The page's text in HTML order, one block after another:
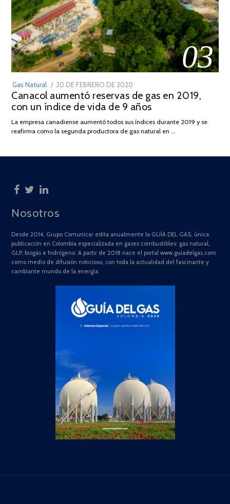
03
Gas Natural
POSTED
ON
20 DE FEBRERO DE 2020
DE
JULIO
2025
Canacol aumentó reservas de gas en 2019,
con un índice de vida de 9 años
La empresa canadiense aumentó todos sus índices durante 2019 y se
reafirma como la segunda productora de gas natural en …
Nosotros
Desde 2014, Grupo Comunicar edita anualmente la GUÍA DEL GAS, única
publicación en Colombia especializada en gases combustibles: gas natural,
GLP, biogás e hidrógeno. A partir de 2018 nace el portal www.guiadelgas.com
como medio de difusión noticioso, con toda la actualidad del fascinante y
cambiante mundo de la energía.